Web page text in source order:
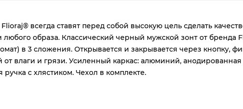
всегда ставят перед собой высокую цель сделать
любого образа. Классический черный мужской зонт от
в 3 сложения. Открывается и закрывается через кнопку,
от влаги и грязи. Усиленный каркас: алюминий,
ручка с хлястиком. Чехол в комплекте.